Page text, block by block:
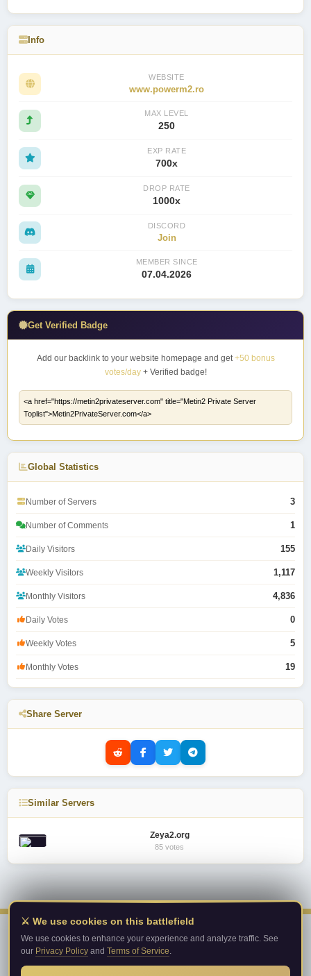
Info
WEBSITE
www.powerm2.ro
MAX LEVEL
250
EXP RATE
700x
DROP RATE
1000x
DISCORD
Join
MEMBER SINCE
07.04.2026
Get Verified Badge
Add our backlink to your website homepage and get+50 bonus
votes/day+ Verified badge!
Global Statistics
Number of Servers 3
Number of Comments 1
Daily Visitors 155
Weekly Visitors 1,117
Monthly Visitors 4,836
Daily Votes 0
Weekly Votes 5
Monthly Votes 19
Share Server
Similar Servers
Zeya2.org
85 votes
Metin2PrivateServer.com
⚔️ We use cookies on this battlefield
We use cookies to enhance your experience and analyze traffic. See
our Privacy Policy and Terms of Service.